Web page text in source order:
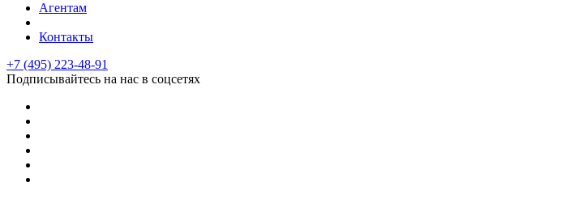
Агентам
Контакты
+7 (495) 223-48-91
Подписывайтесь на нас в соцсетях